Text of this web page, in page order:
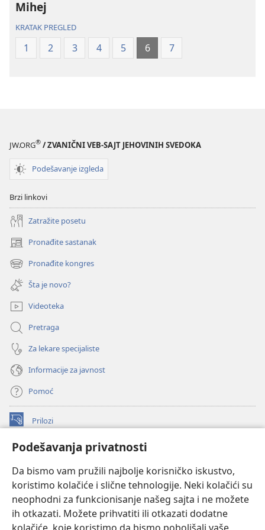
Podešavanja privatnosti
Da bismo vam pružili najbolje korisničko iskustvo,
koristimo kolačiće i slične tehnologije. Neki kolačići su
neophodni za funkcionisanje našeg sajta i ne možete
ih otkazati. Možete prihvatiti ili otkazati dodatne
(revidirano
Mihej
KRATAK PREGLED
1 2 3 4 5 6 7
JW.ORG® / ZVANIČNI VEB-SAJT JEHOVINIH SVEDOKA
Podešavanje izgleda
Brzi linkovi
Zatražite posetu
Pronađite sastanak
(otvara
novi
prozor)
Pronađite kongres
(otvara
novi
prozor)
Šta je novo?
Videoteka
Pretraga
Za lekare specijaliste
Informacije za javnost
Pomoć
Prilozi
(otvara
prozor)ONLAJN BIBLIOTEKA Watchtower
novi
prozor)JW Hub
(otvara
novi
prozor)
®